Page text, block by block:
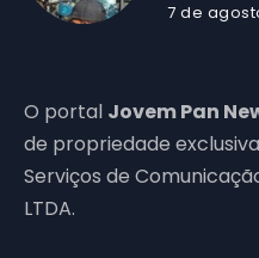
7 de
O portal Jovem Pan
de propriedade
Serviços de
LTDA.